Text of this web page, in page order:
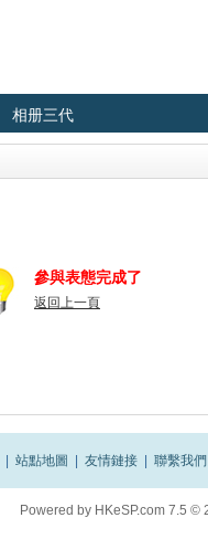
相册三代
參與表態完成了
返回上一頁
站點地圖 友情鏈接 聯繫我們
Powered by HKeSP.com 7.5 ©